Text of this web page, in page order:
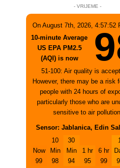
- VRIJEME -
On August 7th, 2026, 4:57:52
10-minute Average
US EPA PM2.5
(AQI) is now
51-100: Air quality is
However, there may be a risk
people with 24 hours of
particularly those who are
sensitive to air
Sensor: Jablanica, Edin
Now
99
10
Min
98
30
Min
94
1 hr
95
6 hr
99